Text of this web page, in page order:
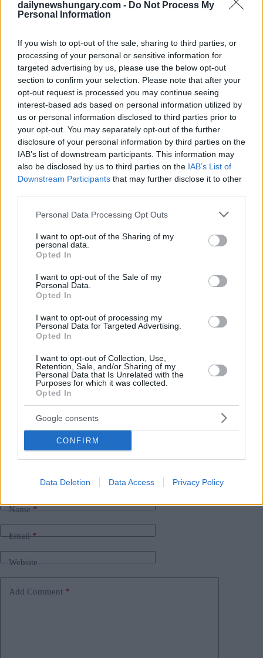
dailynewshungary.com - Do Not Process My
Personal Information
If you wish to opt-out of the sale, sharing to third parties, or
processing of your personal or sensitive information for
targeted advertising by us, please use the below opt-out
section to confirm your selection. Please note that after your
opt-out request is processed you may continue seeing
interest-based ads based on personal information utilized by
us or personal information disclosed to third parties prior to
your opt-out. You may separately opt-out of the further
disclosure of your personal information by third parties on the
IAB’s list of downstream participants. This information may
also be disclosed by us to third parties on the IAB’s List of
Downstream Participants that may further disclose it to other
Please note that this website/app uses one or more Google
not limited to your visit or usage behaviour. You may click to
grant or deny consent to Google and its third-party tags to
use your data for below specified purposes in below Google
consent section.
Personal Data Processing Opt Outs
I want to opt-out of the Sharing of my
personal data.
Opted In
I want to opt-out of the Sale of my
Personal Data.
Opted In
I want to opt-out of processing my
Personal Data for Targeted Advertising.
Opted In
I want to opt-out of Collection, Use,
Retention, Sale, and/or Sharing of my
Personal Data that Is Unrelated with the
Purposes for which it was collected.
Opted In
Google consents
CONFIRM
Data Deletion Data Access Privacy Policy
“Il nostro primo volo di evacuazione sta tornando a casa da
comunicato del Ministero.
“Domani e dopodomani, riporteremo a casa gli ungheresi che
lasciano Israele – che è completamente chiuso al traffico
aereo – da Amman e poi da Sharm el-Sheikh, dove avevano
viaggiato via terra, mentre prepariamo nuovi voli di
evacuazione dai Paesi in cui il volo è consentito e sicuro”, ha
Se vi siete persi:
Conflitto in Iran:
sviluppi legati all’Ungheria🔄
Guerra in Iran, problemi in patria:L’economia
ungherese è sotto pressione
conflitto noi iran #medio oriente
wizz air
Leave a Reply
Your email address will not be published. Required fields are marked
Name*
Email*
Website
Add Comment *